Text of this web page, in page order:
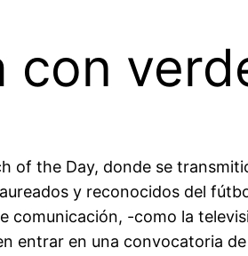
con
of the Day, donde se
y reconocidos del
comunicación, -como la
en una convocatoria